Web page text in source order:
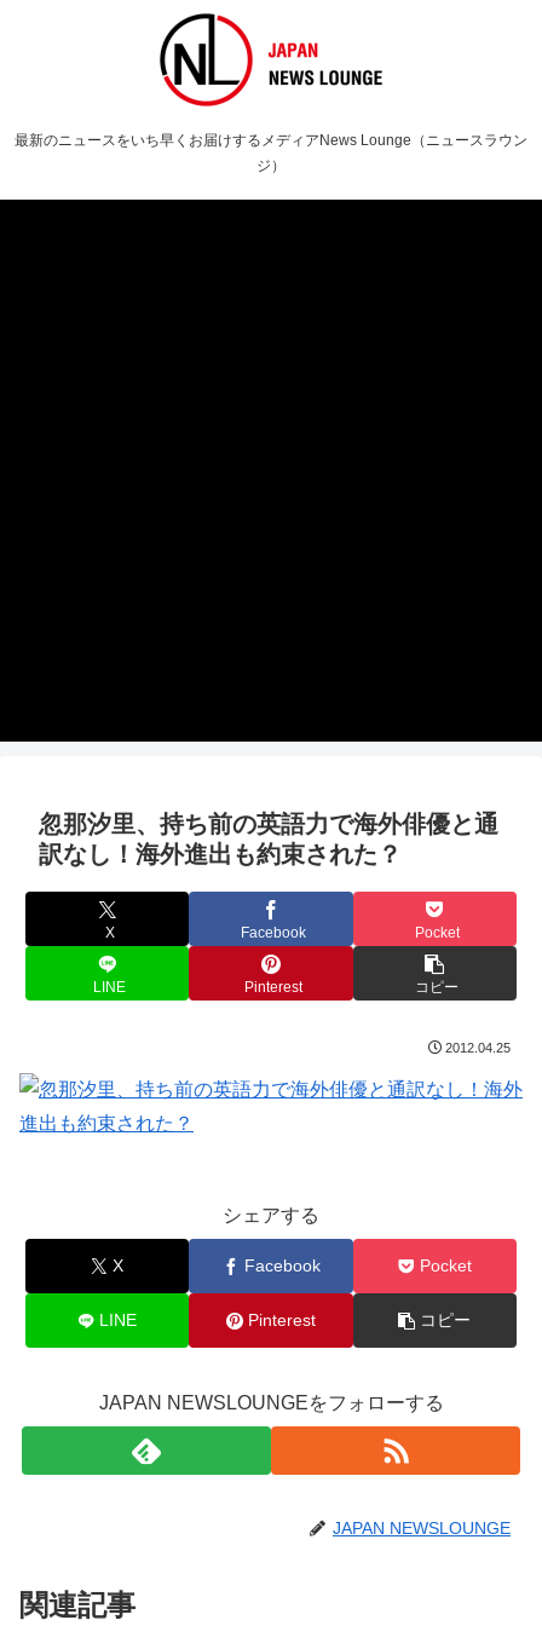
最新のニュースをいち早くお届けするメディアNews Lounge（ニュースラウン
ジ）
忽那汐里、持ち前の英語力で海外俳優と通
訳なし！海外進出も約束された？
X Facebook Pocket
LINE Pinterest コピー
2012.04.25
シェアする
X Facebook Pocket
LINE Pinterest コピー
JAPAN NEWSLOUNGEをフォローする
JAPAN NEWSLOUNGE
関連記事